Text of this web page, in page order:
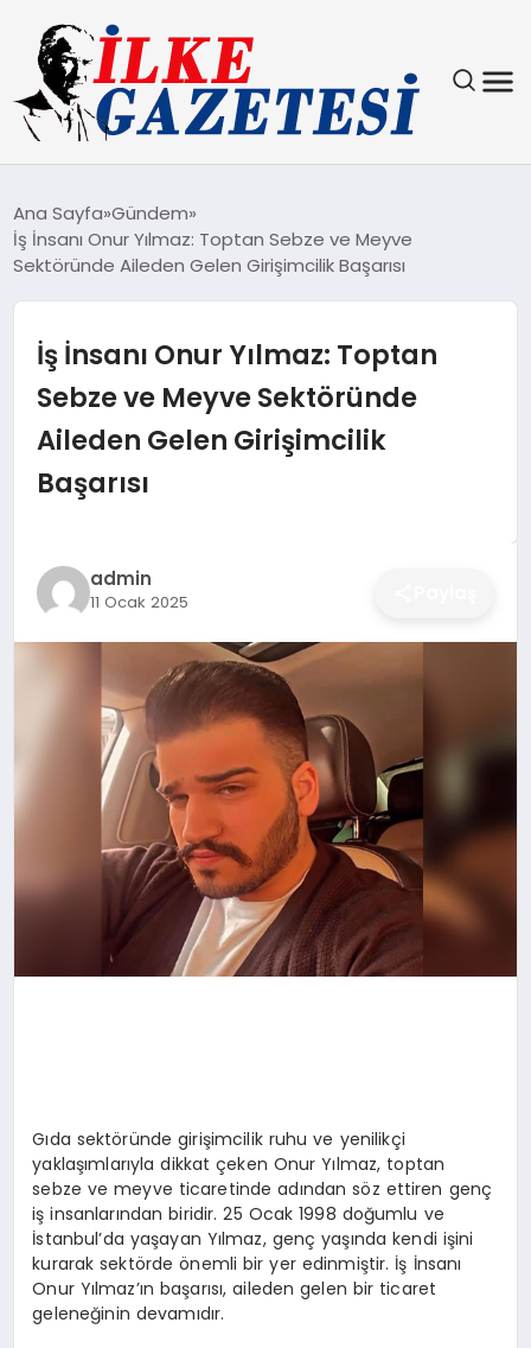
TEKNOLOJI
SAĞLIK
MAGAZIN
EKONOMI
DÜNYA
Ana Sayfa Gündem
İş İnsanı Onur Yılmaz: Toptan Sebze ve Meyve
Sektöründe Aileden Gelen Girişimcilik Başarısı
İş İnsanı Onur Yılmaz: Toptan
Sebze ve Meyve Sektöründe
Aileden Gelen Girişimcilik
Başarısı
admin
11 Ocak 2025
Gıda sektöründe girişimcilik ruhu ve yenilikçi
yaklaşımlarıyla dikkat çeken Onur Yılmaz, toptan
sebze ve meyve ticaretinde adından söz ettiren genç
iş insanlarından biridir. 25 Ocak 1998 doğumlu ve
İstanbul’da yaşayan Yılmaz, genç yaşında kendi işini
kurarak sektörde önemli bir yer edinmiştir. İş İnsanı
Onur Yılmaz’ın başarısı, aileden gelen bir ticaret
geleneğinin devamıdır.